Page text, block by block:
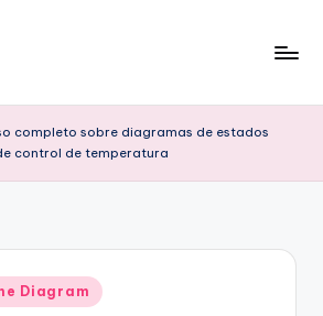
completo sobre diagramas de estados
control de temperatura
Diagram